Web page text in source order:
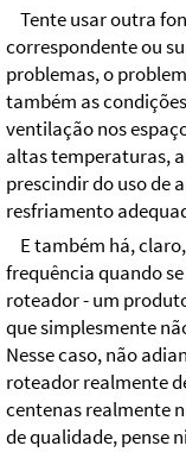
Tente usar outra
correspondente ou
problemas, o
também as
ventilação nos
altas temperaturas,
prescindir do uso de
resfriamento
E também há,
frequência quando
roteador - um
que simplesmente
Nesse caso, não
roteador realmente
centenas realmente
de qualidade, pense